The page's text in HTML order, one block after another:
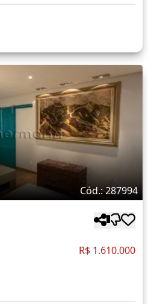
Cód.: 287994
R$ 1.610.000